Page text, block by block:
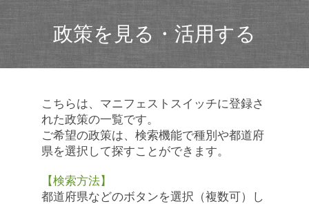
政策を見る・活用する
こちらは、マニフェストスイッチに登録さ
れた政策の一覧です。
ご希望の政策は、検索機能で種別や都道府
県を選択して探すことができます。
【検索方法】
都道府県などのボタンを選択（複数可）し